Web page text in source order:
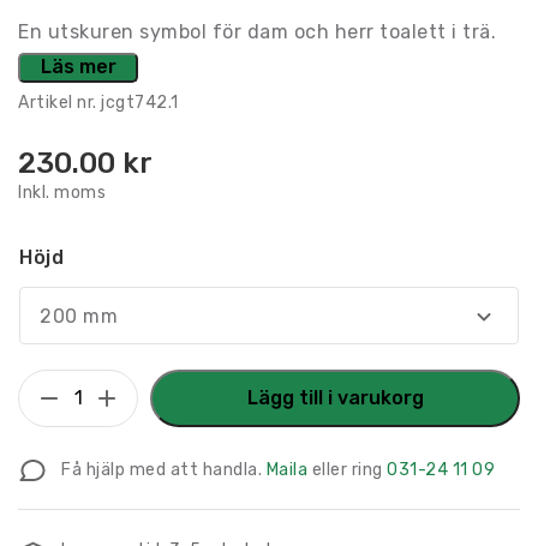
En utskuren symbol för dam och herr toalett i trä.
Läs mer
Artikel nr. jcgt742.1
230.00 kr
Inkl. moms
Höjd
200 mm
Konturskuret
Piktogram
i
Trä
mängd
Lägg till i varukorg
Få hjälp med att handla. Maila eller ring 031-24 11 09